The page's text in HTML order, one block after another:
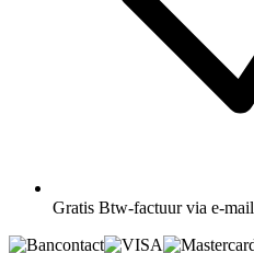
Gratis Btw-factuur via e-mail